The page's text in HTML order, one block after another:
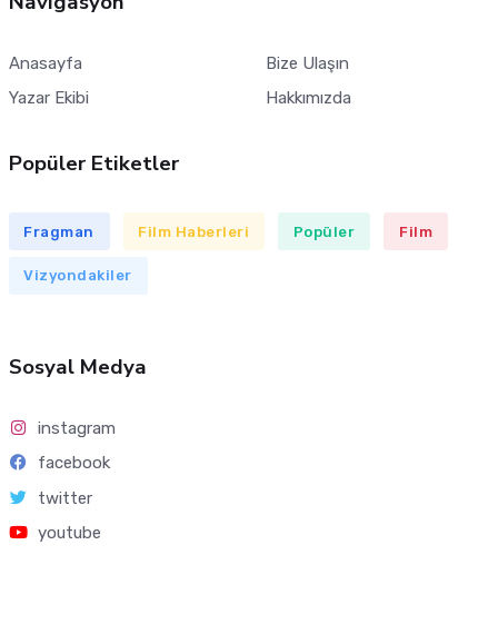
Anasayfa
Yazar Ekibi
Bize Ulaşın
Hakkımızda
Popüler Etiketler
Fragman Film Haberleri Popüler Film
Vizyondakiler
Sosyal Medya
instagram
facebook
twitter
youtube